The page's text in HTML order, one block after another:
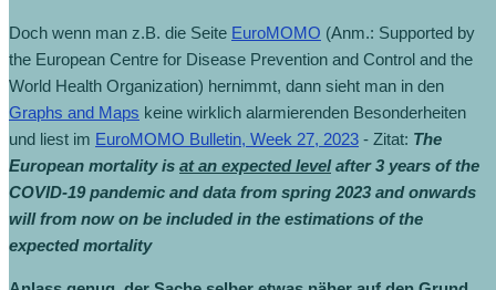
Doch wenn man z.B. die Seite EuroMOMO (Anm.: Supported by
the European Centre for Disease Prevention and Control and the
World Health Organization) hernimmt, dann sieht man in den
Graphs and Maps keine wirklich alarmierenden Besonderheiten
und liest im EuroMOMO Bulletin, Week 27, 2023 - Zitat: The
European mortality is at an expected levelafter 3 years of the
COVID-19 pandemic and data from spring 2023 and onwards
will from now on be included in the estimations of the
expected mortality